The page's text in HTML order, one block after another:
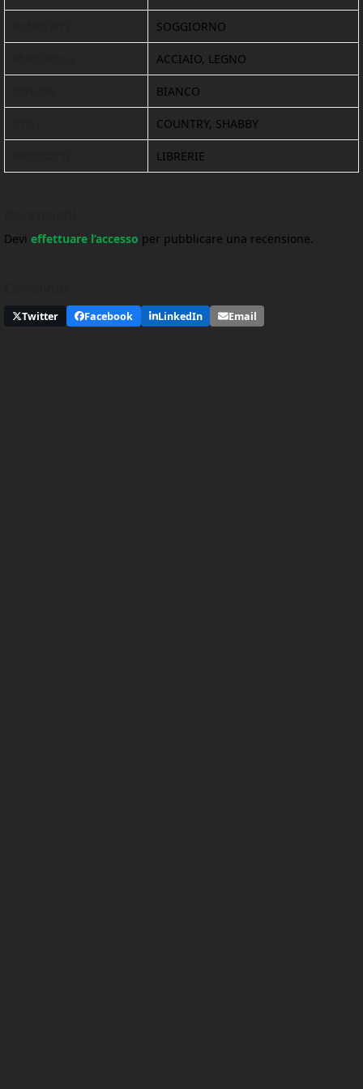
SOGGIORNO
ACCIAIO, LEGNO
BIANCO
COUNTRY, SHABBY
LIBRERIE
Devi effettuare l’accesso per pubblicare una recensione.
Twitter Facebook LinkedIn Email